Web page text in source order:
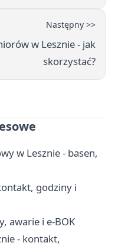
Następny >>
w Lesznie - jak
skorzystać?
w Lesznie - basen,
godziny i
awarie i e-BOK
- kontakt,